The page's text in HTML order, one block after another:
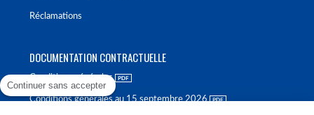
Réclamations
DOCUMENTATION CONTRACTUELLE
Conditions générales
Conditions générales au 15 septembre 2026
Continuer sans accepter